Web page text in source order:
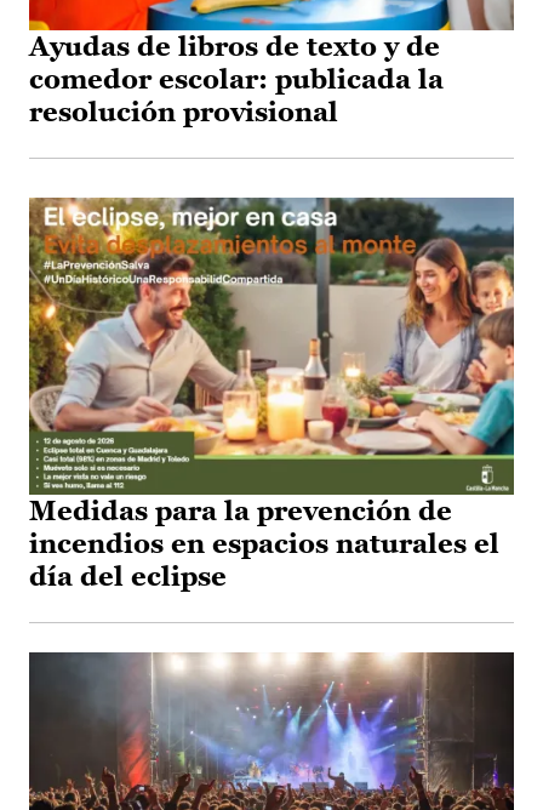
Ayudas de libros de texto y de
comedor escolar: publicada la
resolución provisional
Medidas para la prevención de
incendios en espacios naturales el
día del eclipse